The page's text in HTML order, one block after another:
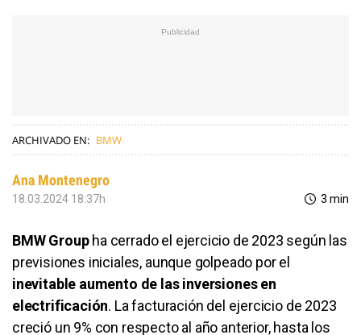
ARCHIVADO EN: BMW
Ana Montenegro
18.03.2024 18:37h 3 min
BMW Groupha cerrado el ejercicio de 2023 según las
previsiones iniciales, aunque golpeado por el
inevitable aumento de las inversiones en
electrificación. La facturación del ejercicio de 2023
creció un 9% con respecto al año anterior, hasta los